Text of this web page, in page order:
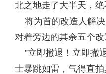
北之地走了大半天，绝
将为首的改造人解决
对着旁边的其余五个改
”立即撤退！立即撤
士暴跳如雷，气得直拍